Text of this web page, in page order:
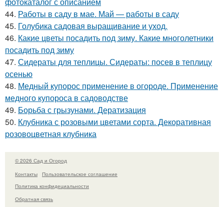
44. Работы в саду в мае. Май — работы в саду
45. Голубика садовая выращивание и уход.
46. Какие цветы посадить под зиму. Какие многолетники
посадить под зиму
47. Сидераты для теплицы. Сидераты: посев в теплицу
осенью
48. Медный купорос применение в огороде. Применение
медного купороса в садоводстве
49. Борьба с грызунами. Дератизация
50. Клубника с розовыми цветами сорта. Декоративная
розовоцветная клубника
© 2026 Сад и Огород
Контакты
Пользовательское соглашение
Политика конфидециальности
Обратная связь